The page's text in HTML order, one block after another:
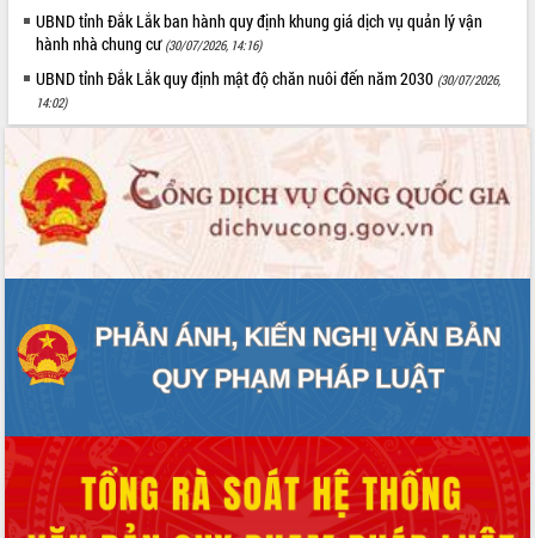
Tất cả:
66022868
UBND tỉnh Đắk Lắk ban hành quy định khung giá dịch vụ quản lý vận
hành nhà chung cư (30/07/2026, 14:16)
UBND tỉnh Đắk Lắk quy định mật độ chăn nuôi đến năm 2030 (30/07/2026,
14:02)